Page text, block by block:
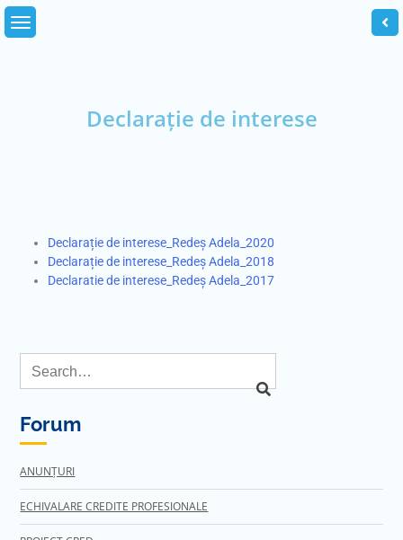
Declarație de interese
Declarație de interese_Redeș Adela_2020
Declarație de interese_Redeș Adela_2018
Declaratie de interese_Redeș Adela_2017
Forum
ANUNȚURI
ECHIVALARE CREDITE PROFESIONALE